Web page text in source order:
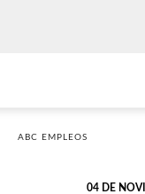
ABC EMPLEOS
04 DE